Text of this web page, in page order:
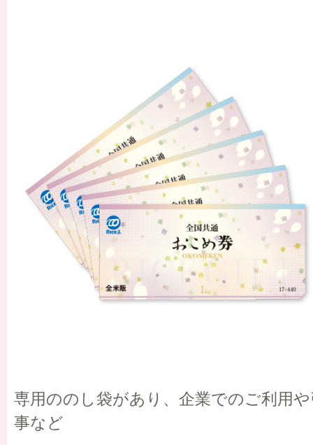
専用ののし袋があり、企業でのご利用
事など